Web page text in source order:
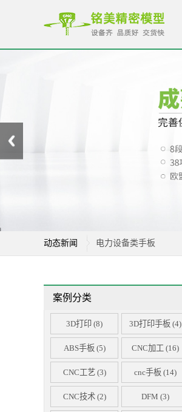
动态新闻
电力设备类手板
智能家居手板样品
穿戴设备手板样品
显示器手板样品
医疗类手板样品
汽车手板样品
亚克力手板样品
案例分类
3D打印 (8) 3D打印手板 (4)
ABS手板 (5) CNC加工 (16)
CNC工艺(3) cnc手板 (14)
CNC技术(2) DFM (3)